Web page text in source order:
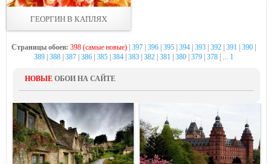
ГЕОРГИН В КАПЛЯХ
Страницы обоев: 398 (самые новые)| 397| 396| 395| 394| 393| 392| 391 390|
389| 388| 387| 386| 385| 384| 383| 382| 381 380| 379| 378| ... 1
НОВЫЕ ОБОИ НА САЙТЕ